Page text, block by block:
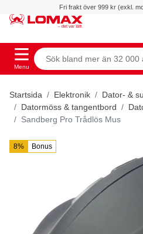
Fri frakt över 999 kr (exkl.
Menu
Startsida Elektronik
Dator- &
Datormöss & tangentbord
Sandberg Pro Trådlös Mus
8% Bonus